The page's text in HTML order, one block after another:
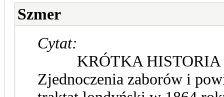
Szmer
Cytat:
KRÓTKA
Zjednoczenia zaborów i